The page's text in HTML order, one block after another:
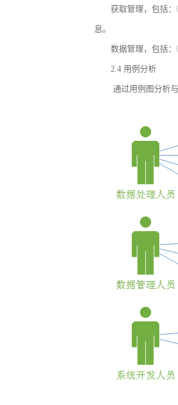
获取管理，包括
息。
数据管理，包括
2.4 用例分析
通过用例图分析